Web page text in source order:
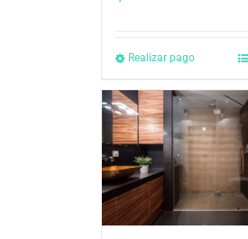
Realizar pago